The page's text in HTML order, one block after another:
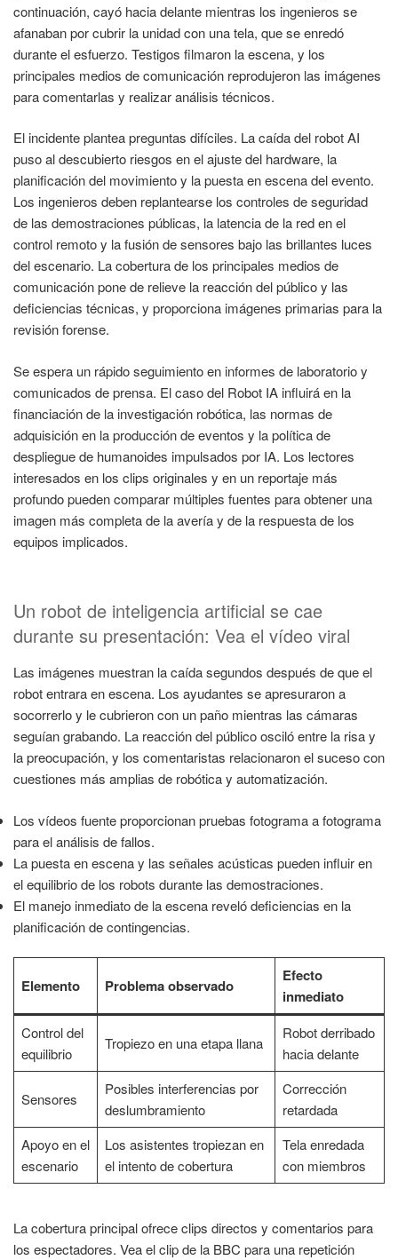
continuación, cayó hacia delante mientras los ingenieros se
afanaban por cubrir la unidad con una tela, que se enredó
durante el esfuerzo. Testigos filmaron la escena, y los
principales medios de comunicación reprodujeron las imágenes
para comentarlas y realizar análisis técnicos.
El incidente plantea preguntas difíciles. La caída del robot AI
puso al descubierto riesgos en el ajuste del hardware, la
planificación del movimiento y la puesta en escena del evento.
Los ingenieros deben replantearse los controles de seguridad
de las demostraciones públicas, la latencia de la red en el
control remoto y la fusión de sensores bajo las brillantes luces
del escenario. La cobertura de los principales medios de
comunicación pone de relieve la reacción del público y las
deficiencias técnicas, y proporciona imágenes primarias para la
revisión forense.
Se espera un rápido seguimiento en informes de laboratorio y
comunicados de prensa. El caso del Robot IA influirá en la
financiación de la investigación robótica, las normas de
adquisición en la producción de eventos y la política de
despliegue de humanoides impulsados por IA. Los lectores
interesados en los clips originales y en un reportaje más
profundo pueden comparar múltiples fuentes para obtener una
imagen más completa de la avería y de la respuesta de los
equipos implicados.
Un robot de inteligencia artificial se cae
durante su presentación: Vea el vídeo viral
Las imágenes muestran la caída segundos después de que el
robot entrara en escena. Los ayudantes se apresuraron a
socorrerlo y le cubrieron con un paño mientras las cámaras
seguían grabando. La reacción del público osciló entre la risa y
la preocupación, y los comentaristas relacionaron el suceso con
cuestiones más amplias de robótica y automatización.
Los vídeos fuente proporcionan pruebas fotograma a fotograma
para el análisis de fallos.
La puesta en escena y las señales acústicas pueden influir en
el equilibrio de los robots durante las demostraciones.
El manejo inmediato de la escena reveló deficiencias en la
planificación de contingencias.
Elemento Problema observado
Efecto
inmediato
Control del
equilibrio
Tropiezo en una etapa llana
Robot derribado
hacia delante
Sensores
Posibles interferencias por
deslumbramiento
Corrección
retardada
Apoyo en el
escenario
Los asistentes tropiezan en
el intento de cobertura
Tela enredada
con miembros
La cobertura principal ofrece clips directos y comentarios para
los espectadores. Vea el clip de la BBC para una repetición